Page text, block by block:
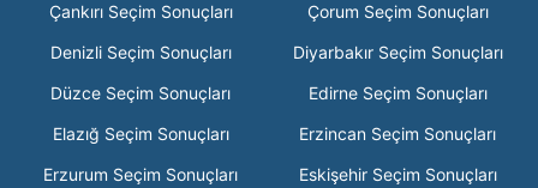
Çankırı Seçim Sonuçları
Çorum Seçim Sonuçları
Denizli Seçim Sonuçları
Diyarbakır Seçim Sonuçları
Düzce Seçim Sonuçları
Edirne Seçim Sonuçları
Elazığ Seçim Sonuçları
Erzincan Seçim Sonuçları
Erzurum Seçim Sonuçları
Eskişehir Seçim Sonuçları